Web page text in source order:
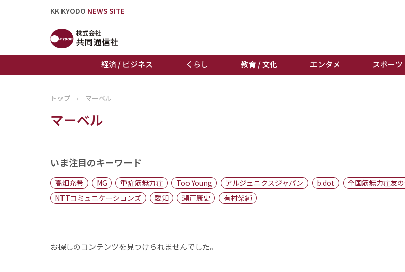
KK KYODO NEWS SITE
経済 / ビジネス くらし 教育 / 文化 エンタメ スポーツ
トップページ
地域
キーパーソン
棋王戦
トップ › マーベル
マーベル
いま注目のキーワード
高畑充希 MG 重症筋無力症 Too Young アルジェニクスジャパン b.dot
全国筋無力症友
NTTコミュニケーションズ
愛知 瀬戸康史
有村架純
お探しのコンテンツを見つけられませんでした。